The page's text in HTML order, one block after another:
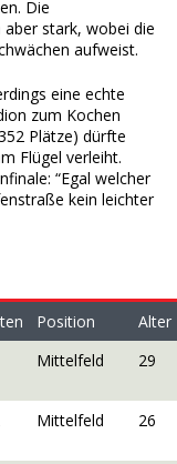
Die
stark, wobei die
aufweist.
eine echte
zum Kochen
Plätze) dürfte
Flügel verleiht.
“Egal welcher
kein leichter
Position
Alter
Mittelfeld 29
Mittelfeld 26